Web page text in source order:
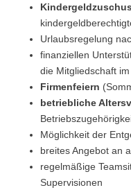
Urlaubsregelung
finanziellen
die Mitgliedschaft im
Firmenfeiern
betriebliche
Möglichkeit der
breites Angebot an
regelmäßige
Supervisionen